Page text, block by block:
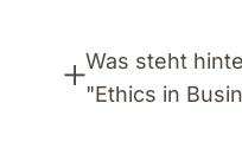
Was steht
"Ethics in